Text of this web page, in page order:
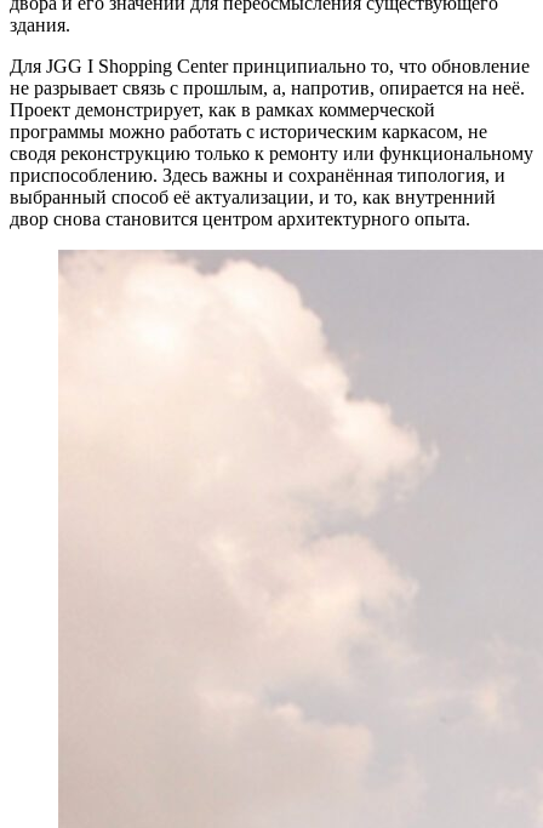
здания.
Для JGG I Shopping Center принципиально то, что обновление
не разрывает связь с прошлым, а, напротив, опирается на неё.
Проект демонстрирует, как в рамках коммерческой
программы можно работать с историческим каркасом, не
сводя реконструкцию только к ремонту или функциональному
приспособлению. Здесь важны и сохранённая типология, и
выбранный способ её актуализации, и то, как внутренний
двор снова становится центром архитектурного опыта.